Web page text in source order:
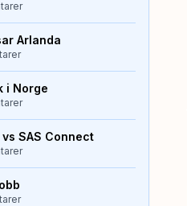
Arlanda
i Norge
SAS Connect